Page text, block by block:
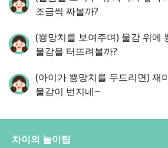
조금씩 짜볼까?
(뿅망치를 보여주며) 물감 위에
물감을 터뜨려볼까?
(아이가 뿅망치를 두드리면) 재
물감이 번지네~
차이의 놀이팁